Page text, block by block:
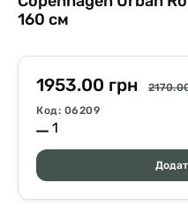
160 см
1953.00 грн
Код: 06209